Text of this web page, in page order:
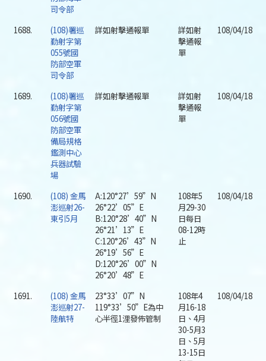
司令部
1688.
(108)署巡
勤射字第
055號國
防部空軍
司令部
詳如射擊通報單
詳如射
擊通報
單
108/04/18
1689.
(108)署巡
勤射字第
056號國
防部空軍
備局規格
鑑測中心
兵器試驗
場
詳如射擊通報單
詳如射
擊通報
單
108/04/18
1690.
(108) 金馬
澎巡射26-
東引5月
A:120°27’59”N
26°22’05”E
B:120°28’40”N
26°21’13”E
C:120°26’43”N
26°19’56”E
D:120°26’00”N
26°20’48”E
108年5
月29-30
日每日
08-12時
止
108/04/18
1691.
(108) 金馬
澎巡射27-
陸航特
23°33’07”N
119°33’50”E為中
心半徑1浬發佈管制
108年4
月16-18
日、4月
30-5月3
日、5月
13-15日
108/04/18